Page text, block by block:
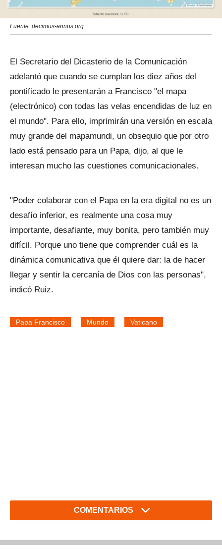
Fuente: decimus-annus.org
El Secretario del Dicasterio de la Comunicación
adelantó que cuando se cumplan los diez años del
pontificado le presentarán a Francisco "el mapa
(electrónico) con todas las velas encendidas de luz en
el mundo". Para ello, imprimirán una versión en escala
muy grande del mapamundi, un obsequio que por otro
lado está pensado para un Papa, dijo, al que le
interesan mucho las cuestiones comunicacionales.
"Poder colaborar con el Papa en la era digital no es un
desafío inferior, es realmente una cosa muy
importante, desafiante, muy bonita, pero también muy
difícil. Porque uno tiene que comprender cuál es la
dinámica comunicativa que él quiere dar: la de hacer
llegar y sentir la cercanía de Dios con las personas",
indicó Ruiz.
Papa Francisco Mundo Vaticano
COMENTARIOS